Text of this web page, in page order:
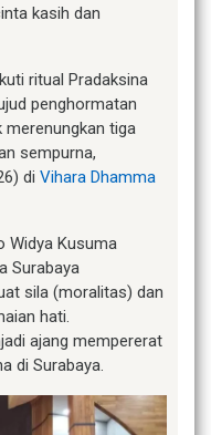
kasih dan
ritual Pradaksina
penghormatan
merenungkan tiga
sempurna,
di Vihara Dhamma
Widya Kusuma
Surabaya
sila (moralitas) dan
hati.
ajang mempererat
di Surabaya.